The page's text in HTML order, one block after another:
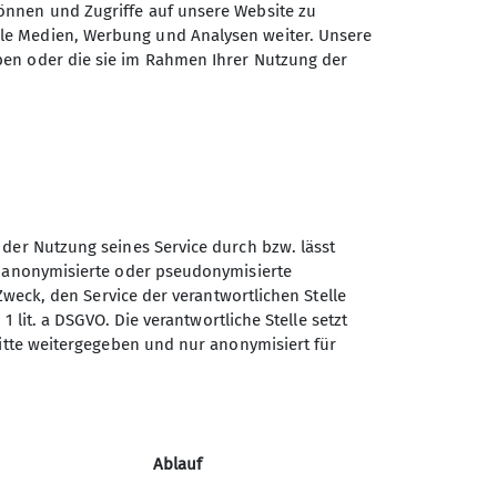
Sektion Würzburg des
Deutschen Alpenvereins e.V.
Weißenburgstraße 59a
und Zugriffe auf unsere Website zu
Medien, Werbung und Analysen weiter. Unsere
oder die sie im Rahmen Ihrer Nutzung der
Nutzung seines Service durch bzw. lässt
oder pseudonymisierte
den Service der verantwortlichen Stelle
a DSGVO. Die verantwortliche Stelle setzt
weitergegeben und nur anonymisiert für
Ablauf